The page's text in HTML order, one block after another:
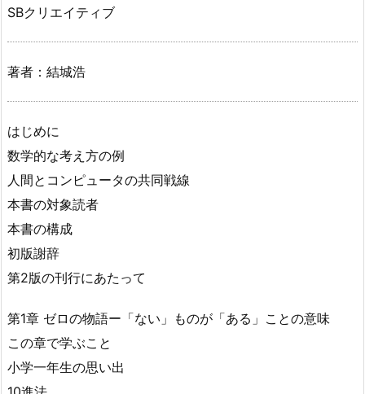
SBクリエイティブ
著者：結城浩
はじめに
数学的な考え方の例
人間とコンピュータの共同戦線
本書の対象読者
本書の構成
初版謝辞
第2版の刊行にあたって
第1章 ゼロの物語ー「ない」ものが「ある」ことの意味
この章で学ぶこと
小学一年生の思い出